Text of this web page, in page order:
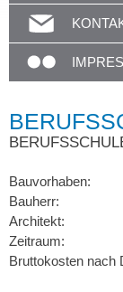
Bauvorhaben:
Bauherr:
Architekt:
Zeitraum:
Bruttokosten nach